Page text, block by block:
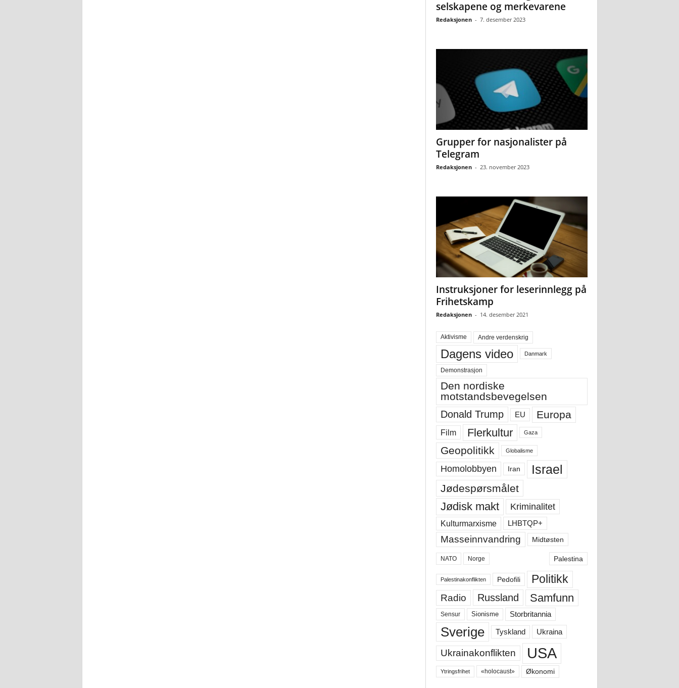
selskapene og merkevarene
Redaksjonen - 7. desember 2023
Grupper for nasjonalister på
Telegram
Redaksjonen - 23. november 2023
Instruksjoner for leserinnlegg på
Frihetskamp
Redaksjonen - 14. desember 2021
Aktivisme Andre verdenskrig
Dagens video Danmark
Demonstrasjon
Den nordiske
motstandsbevegelsen
Donald Trump EU Europa
Film Flerkultur Gaza
Geopolitikk Globalisme
Homolobbyen Iran Israel
Jødespørsmålet
Jødisk makt Kriminalitet
Kulturmarxisme LHBTQP+
Masseinnvandring Midtøsten
NATO Norge Palestina
Palestinakonflikten Pedofili Politikk
Radio Russland Samfunn
Sensur Sionisme Storbritannia
Sverige Tyskland Ukraina
Ukrainakonflikten USA
Ytringsfrihet «holocaust» Økonomi